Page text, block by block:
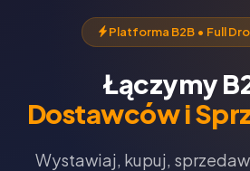
Platforma B2B • Full
Łączymy
Dostawców i
Wystawiaj, kupuj,